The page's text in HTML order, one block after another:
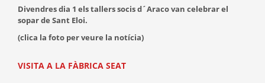
Divendres dia 1 els tallers socis d´Araco van celebrar el
sopar de Sant Eloi.
(clica la foto per veure la notícia)
VISITA A LA FÀBRICA SEAT